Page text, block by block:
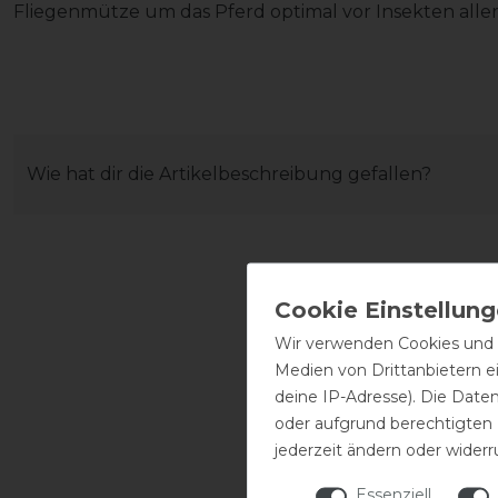
Fliegenmütze um das Pferd optimal vor Insekten
Wie hat dir die Artikelbeschreibung gefallen?
Wir verwenden Cookies
Medien von Drittanbietern
deine IP-Adresse). Die
oder aufgrund berechtigten
jederzeit ändern oder
Essenziell